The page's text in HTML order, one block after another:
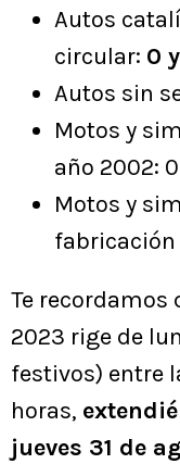
Autos
circular: 0
Autos sin
Motos y
año 2002: 0
Motos y
fabricación
Te
2023 rige de
festivos) entre
horas,
jueves 31 de